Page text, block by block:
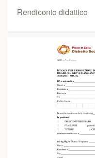
Rendiconto didattico